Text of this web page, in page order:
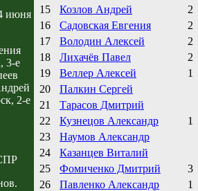
июня
3-е
2-е
15
Козлов Андрей
2
16
Садовская Евгения
2
17
Володин Алексей
2
18
Лихачёв Павел
2
19
Веллер Алексей
1
20
Палкин Сергей
21
Тарасов Дмитрий
22
Кузнецов Александр
1
23
Наумов Александр
24
Казанцев Виталий
25
Фомиченко Дмитрий
3
26
Павленко Александр
1